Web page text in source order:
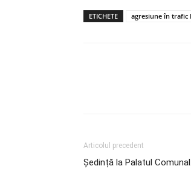
ETICHETE agresiune în trafic
Articolul precedent
Ședință la Palatul